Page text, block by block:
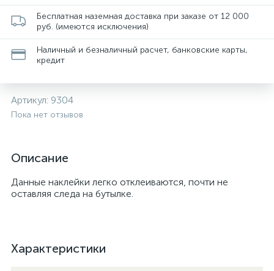
Бесплатная наземная доставка при заказе от 12 000
руб. (имеются исключения)
Наличный и безналичный расчет, банковские карты,
кредит
Артикул: 9304
Пока нет отзывов
Описание
Данные наклейки легко отклеиваются, почти не
оставляя следа на бутылке.
Характеристики